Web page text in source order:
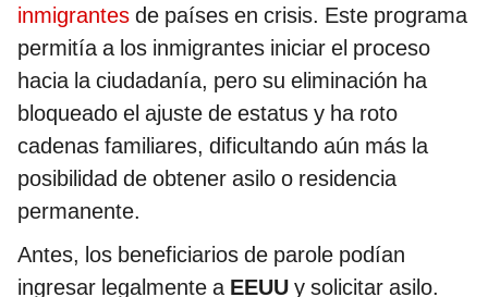
inmigrantes de países en crisis. Este programa
permitía a los inmigrantes iniciar el proceso
hacia la ciudadanía, pero su eliminación ha
bloqueado el ajuste de estatus y ha roto
cadenas familiares, dificultando aún más la
posibilidad de obtener asilo o residencia
permanente.
Antes, los beneficiarios de parole podían
ingresar legalmente a EEUU y solicitar asilo.